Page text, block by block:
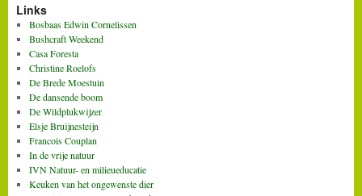
Links
Bosbaas Edwin Cornelissen
Bushcraft Weekend
Casa Foresta
Christine Roelofs
De Brede Moestuin
De dansende boom
De Wildplukwijzer
Elsje Bruijnesteijn
Francois Couplan
In de vrije natuur
IVN Natuur- en milieueducatie
Keuken van het ongewenste dier